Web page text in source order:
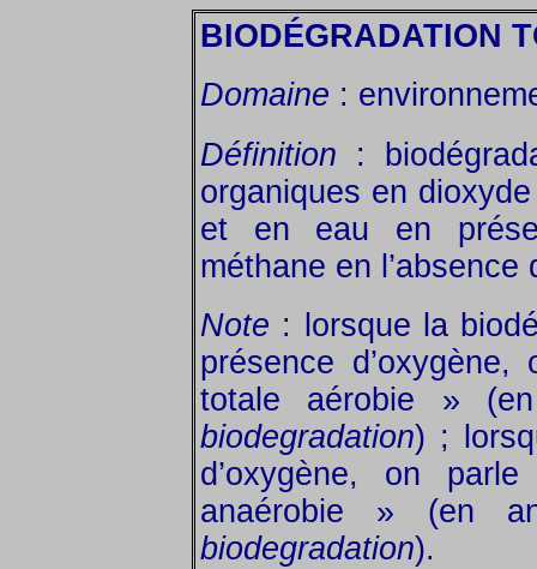
BIODÉGRADATION
Domaine :
Définition :
organiques en
et en eau en
méthane en l’absence
Note : lorsque la
présence
totale aérobie »
biodegradation) ;
d’oxygène, on
anaérobie » (en
biodegradation).